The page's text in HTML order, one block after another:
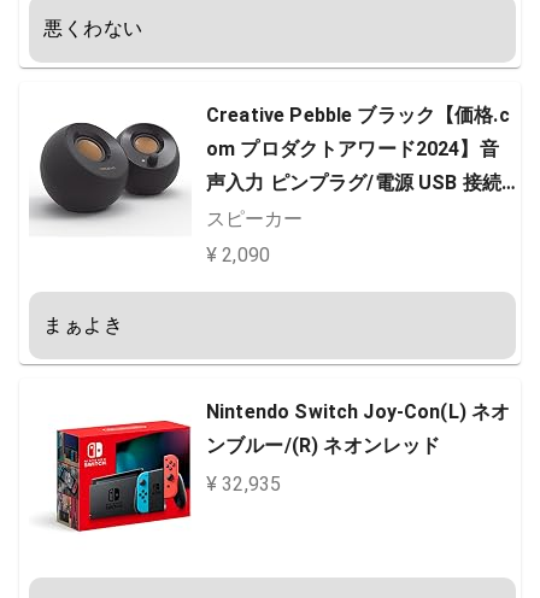
悪くわない
Creative Pebble ブラック【価格.c
om プロダクトアワード2024】音
声入力 ピンプラグ/電源 USB 接続 /
45度 上向きスピーカー 低音パッシ
ブラジエーター 搭載 ピーク出力8.8
スピーカー
¥ 2,090
まぁよき
Nintendo Switch Joy-Con(L) ネオ
ンブルー/(R) ネオンレッド
¥ 32,935